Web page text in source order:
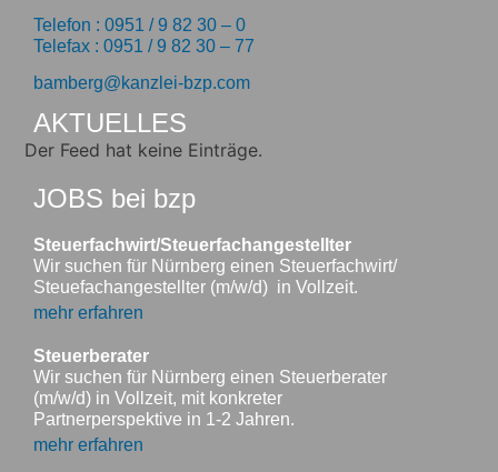
Telefon : 0951 / 9 82 30 – 0
Telefax : 0951 / 9 82 30 – 77
bamberg@kanzlei-bzp.com
AKTUELLES
Der Feed hat keine Einträge.
JOBS bei bzp
Steuerfachwirt/Steuerfachangestellter
Wir suchen für Nürnberg einen Steuerfachwirt/
Steuefachangestellter (m/w/d) in Vollzeit.
mehr erfahren
Steuerberater
Wir suchen für Nürnberg einen Steuerberater
(m/w/d) in Vollzeit, mit konkreter
Partnerperspektive in 1-2 Jahren.
mehr erfahren